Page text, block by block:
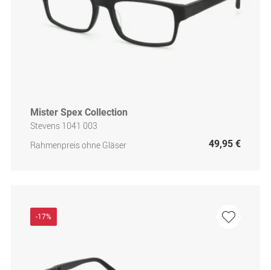
Mister Spex Collection
Stevens 1041 003
Rahmenpreis ohne Gläser
49,95 €
-17%